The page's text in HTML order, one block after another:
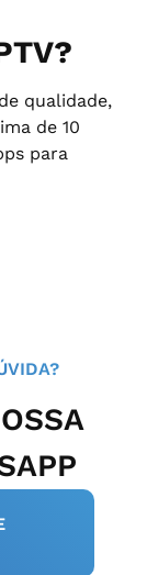
qualidade,
de 10
para